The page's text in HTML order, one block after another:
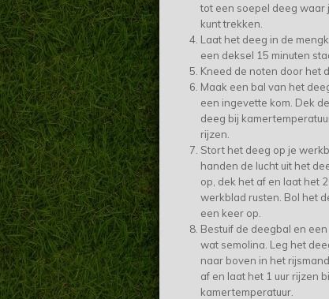
tot een soepel deeg waar
kunt trekken.
Laat het deeg in de
een deksel 15 minuten
Kneed de noten door het
Maak een bal van het
een ingevette kom. Dek
deeg bij
rijzen.
Stort het deeg op je
handen de lucht uit het
op, dek het af en laat het
werkblad rusten. Bol het
een keer op.
Bestuif de deegbal en
wat semolina. Leg het
naar boven in het
af en laat het 1 uur rijzen
kamertemperatuur.